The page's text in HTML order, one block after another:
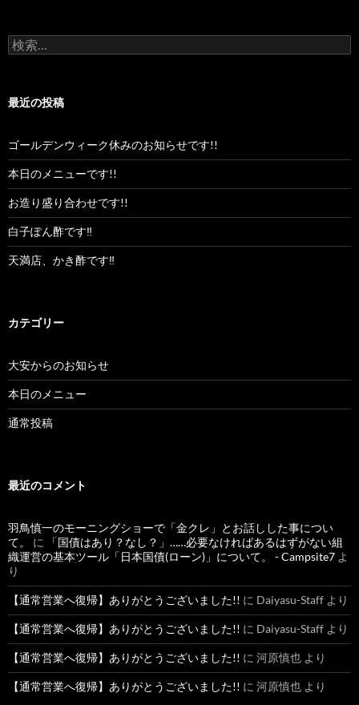
検
索:
最近の投稿
ゴールデンウィーク休みのお知らせです!!
本日のメニューです!!
お造り盛り合わせです!!
白子ぽん酢です‼︎
天満店、かき酢です‼︎
カテゴリー
大安からのお知らせ
本日のメニュー
通常投稿
最近のコメント
羽鳥慎一のモーニングショーで「金クレ」とお話しした事につい
て。
に
「国債はあり？なし？」……必要なければあるはずがない組
織運営の基本ツール「日本国債(ローン)」について。 - Campsite7 よ
り
【通常営業へ復帰】ありがとうございました!! に Daiyasu-Staff より
【通常営業へ復帰】ありがとうございました!! に Daiyasu-Staff より
【通常営業へ復帰】ありがとうございました!! に 河原慎也 より
【通常営業へ復帰】ありがとうございました!! に 河原慎也 より